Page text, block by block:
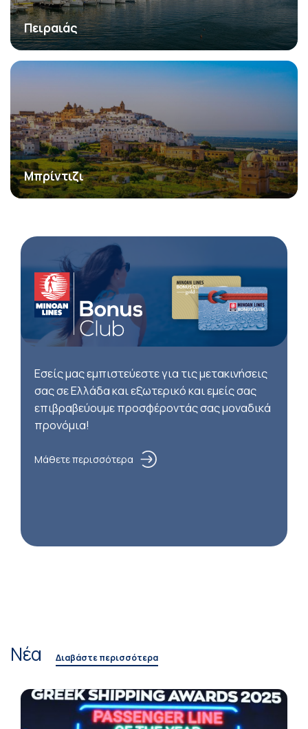
Πειραιάς
Μπρίντιζι
Εσείς μας εμπιστεύεστε για τις μετακινήσεις
σας σε Ελλάδα και εξωτερικό και εμείς σας
επιβραβεύουμε προσφέροντάς σας μοναδικά
προνόμια!
Μάθετε περισσότερα
Νέα Διαβάστε περισσότερα